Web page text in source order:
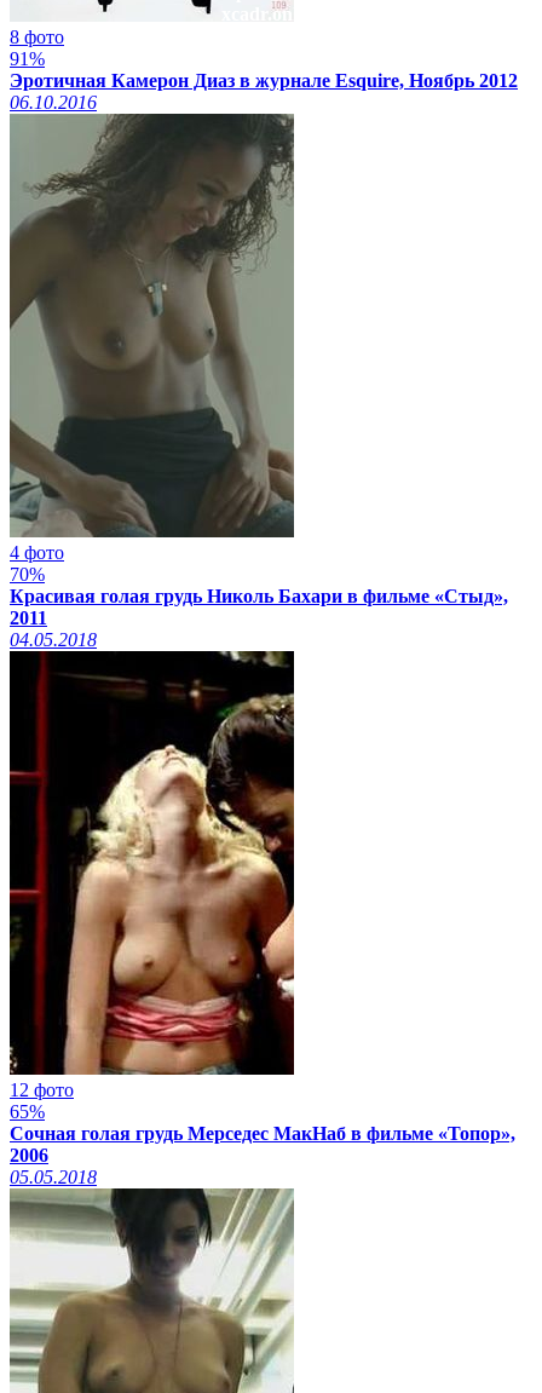
xcadr.online
8 фото
91%
Эротичная Камерон Диаз в журнале Esquire, Ноябрь 2012
06.10.2016
4 фото
70%
Красивая голая грудь Николь Бахари в фильме «Стыд»,
2011
04.05.2018
12 фото
65%
Сочная голая грудь Мерседес МакНаб в фильме «Топор»,
2006
05.05.2018